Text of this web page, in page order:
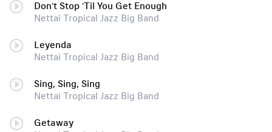
Don't Stop 'Til You Get Enough
Nettai Tropical Jazz Big Band
Leyenda
Nettai Tropical Jazz Big Band
Sing, Sing, Sing
Nettai Tropical Jazz Big Band
Getaway